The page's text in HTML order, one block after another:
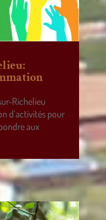
Richelieu
d’activités pour
aux